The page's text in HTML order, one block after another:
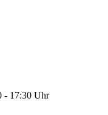
- 17:30 Uhr